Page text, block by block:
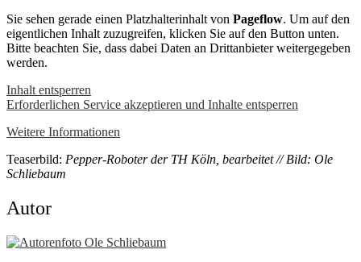
Sie sehen gerade einen Platzhalterinhalt von Pageflow. Um auf den
eigentlichen Inhalt zuzugreifen, klicken Sie auf den Button unten.
Bitte beachten Sie, dass dabei Daten an Drittanbieter weitergegeben
werden.
Inhalt entsperren
Erforderlichen Service akzeptieren und Inhalte entsperren
Weitere Informationen
Teaserbild: Pepper-Roboter der TH Köln, bearbeitet // Bild: Ole
Schliebaum
Autor